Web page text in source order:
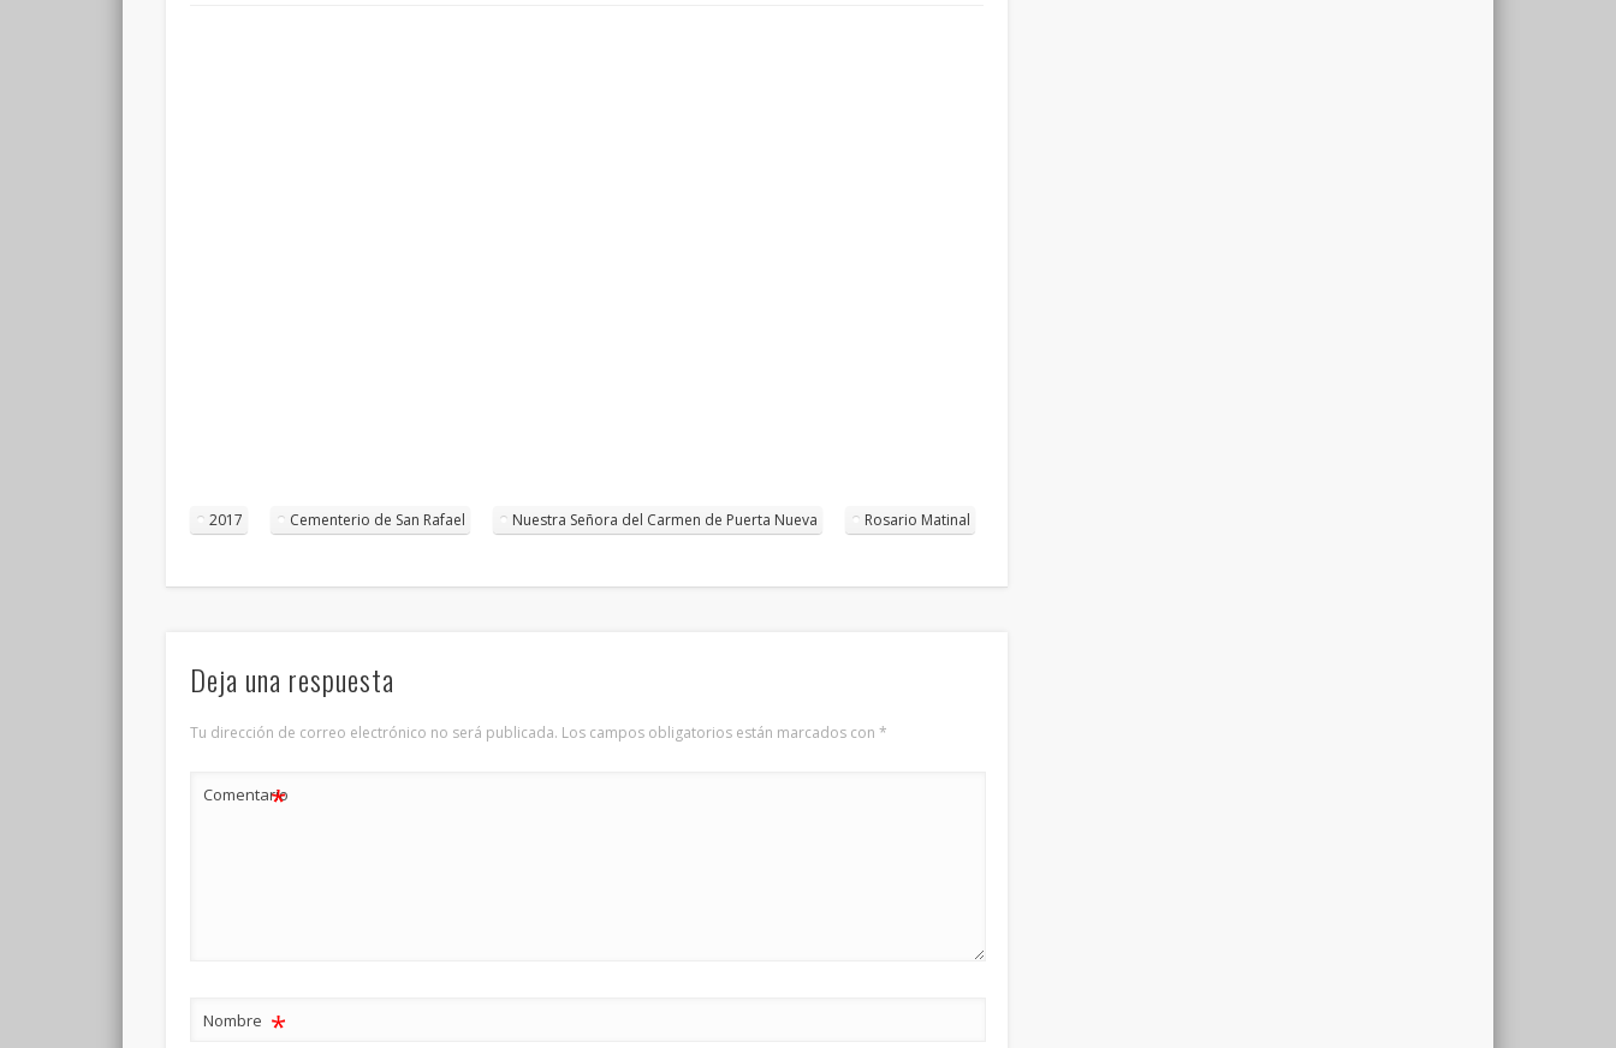
2017 Cementerio de San Rafael Nuestra Señora del Carmen de Puerta Nueva Rosario Matinal
Deja una respuesta
Tu dirección de correo electrónico no será publicada. Los campos obligatorios están marcados con*
Comentario
*
Nombre *